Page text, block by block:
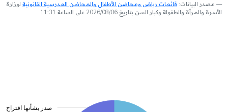
مصدر البيانات: قائمات رياض ومحاضن الأطفال والمحاضن المدرسية القانونية لوزارة
الأسرة والمرأة والطفولة وكبار السن بتاريخ 2026/08/06 على الساعة 11:31